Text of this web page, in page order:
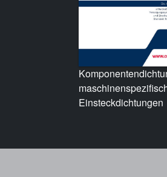
Einsteckdichtungen